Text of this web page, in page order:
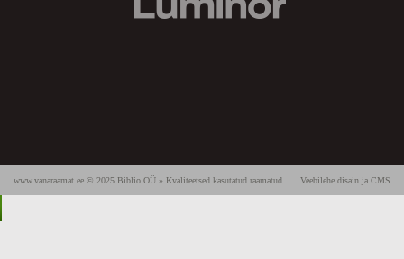
Veebilehe disain ja CMS
www.vanaraamat.ee © 2025 Biblio OÜ » Kvaliteetsed kasutatud raamatud